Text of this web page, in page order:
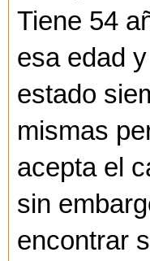
Tiene 54
esa edad
estado
mismas
acepta el
sin
encontrar